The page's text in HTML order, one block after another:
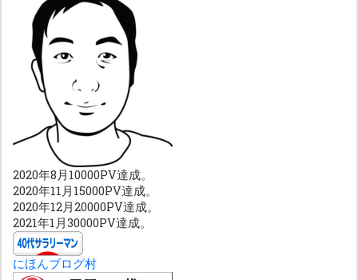
2020年8月10000PV達成。
2020年11月15000PV達成。
2020年12月20000PV達成。
2021年1月30000PV達成。
にほんブログ村